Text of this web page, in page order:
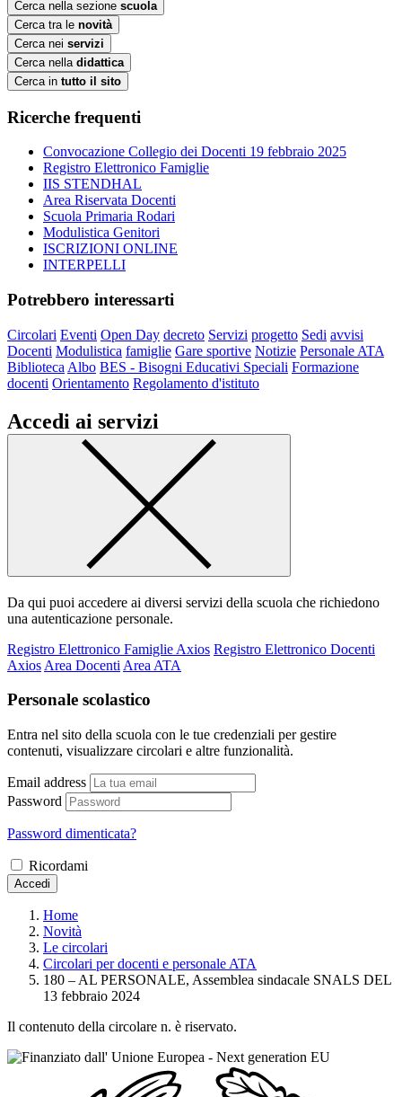
Cerca nella sezione scuola
Cerca tra le novità
Cerca nei servizi
Cerca nella didattica
Cerca in tutto il sito
Ricerche frequenti
Convocazione Collegio dei Docenti 19 febbraio 2025
Registro Elettronico Famiglie
IIS STENDHAL
Area Riservata Docenti
Scuola Primaria Rodari
Modulistica Genitori
ISCRIZIONI ONLINE
INTERPELLI
Potrebbero interessarti
Circolari Eventi Open Day decreto Servizi progetto Sedi avvisi
Docenti Modulistica famiglie Gare sportive Notizie Personale ATA
Biblioteca Albo BES - Bisogni Educativi Speciali Formazione
docenti Orientamento Regolamento d'istituto
Accedi ai servizi
Da qui puoi accedere ai diversi servizi della scuola che richiedono
una autenticazione personale.
Registro Elettronico Famiglie Axios Registro Elettronico Docenti
Axios Area Docenti Area ATA
Personale scolastico
Entra nel sito della scuola con le tue credenziali per gestire
contenuti, visualizzare circolari e altre funzionalità.
Email address
Password
Password dimenticata?
Ricordami
Accedi
Home
Novità
Le circolari
Circolari per docenti e personale ATA
180 – AL PERSONALE, Assemblea sindacale SNALS DEL
13 febbraio 2024
Il contenuto della circolare n. è riservato.